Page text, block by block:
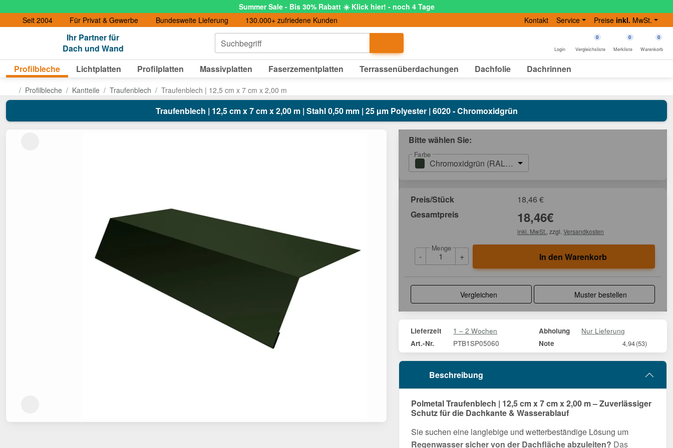
Summer Sale - Bis 30% Rabatt ☀️ Klick hier! - noch 4 Tage
Seit 2004
Für Privat & Gewerbe Bundesweite Lieferung 130.000+ zufriedene Kunden Kontakt Service Preise inkl. MwSt.
Ihr Partner für
Dach und Wand
Suchbegriff
Login
0
Vergleichsliste
0
Merkliste
0
Warenkorb
Profilbleche Lichtplatten Profilplatten Massivplatten Faserzementplatten Terrassenüberdachungen Dachfolie Dachrinnen
Profilbleche Kantteile Traufenblech Traufenblech | 12,5 cm x 7 cm x 2,00 m
Traufenblech | 12,5 cm x 7 cm x 2,00 m | Stahl 0,50 mm | 25 µm Polyester | 6020 - Chromoxidgrün
Bitte wählen Sie:
Farbe
Chromoxidgrün (RAL 6020)
Preis/Stück 18,46 €
Gesamtpreis
18,46€
inkl. MwSt. , zzgl.Versandkosten
-
Menge
+ In den Warenkorb
Vergleichen Muster bestellen
Lieferzeit 1 – 2 Wochen Abholung Nur Lieferung
Art.-Nr. PTB1SP05060 Note 4,94(53)
Beschreibung
Polmetal Traufenblech | 12,5 cm x 7 cm x 2,00 m – Zuverlässiger
Schutz für die Dachkante & Wasserablauf
Sie suchen eine langlebige und wetterbeständige Lösung um
Regenwasser sicher von der Dachfläche abzuleiten? Das